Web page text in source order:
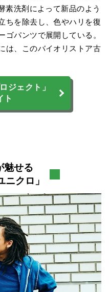
素洗剤によって新品のよう
ちを除去し、色やハリを復
ゴパンツで展開している。
は、このバイオリストア古
ジェクト」
ト
魅せる
ニクロ」